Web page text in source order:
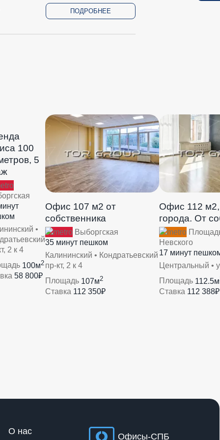
ПОДРОБНЕЕ
100
5
•
2 к 4
100м2
58 800₽
Офис 107 м2 от
собственника
Выборгская
35 минут пешком
Калининский • Кондратьевский
пр-кт, 2 к 4
Площадь 107м2
Ставка 112 350₽
Офис 112 м2,
города. От
Невского
17 минут
Центральный •
Площадь 112.5м
Ставка 112 388₽
О нас
Офисы-СПБ